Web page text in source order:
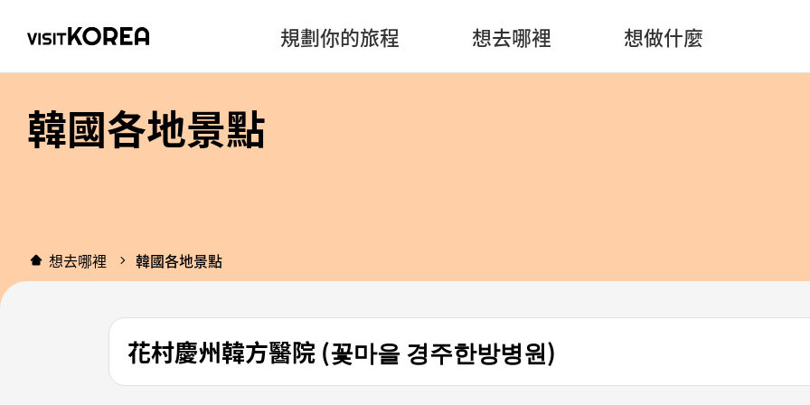
規劃你的旅程 想去哪裡 想做什麼
韓國各地景點
想去哪裡 韓國各地景點
花村慶州韓方醫院 (꽃마을 경주한방병원)